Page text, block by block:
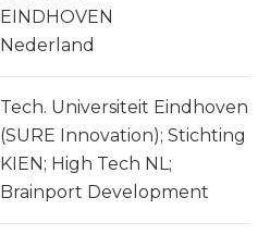
EINDHOVEN
Nederland
Tech. Universiteit Eindhoven
(SURE Innovation); Stichting
KIEN; High Tech NL;
Brainport Development